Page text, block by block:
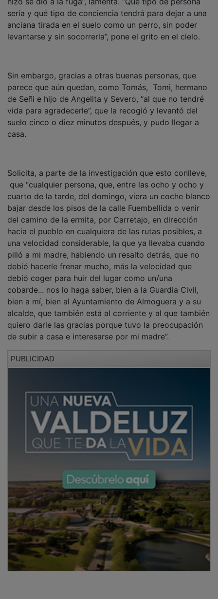
sería y qué tipo de conciencia tendrá para dejar a una
anciana tirada en el suelo como un perro, sin poder
levantarse y sin socorrerla”, pone el grito en el cielo.
parece que aún quedan, como Tomás, Tomi, hermano
de Señi e hijo de Angelita y Severo, “al que no tendré
vida para agradecerle”, que la recogió y levantó del
suelo cinco o diez minutos después, y pudo llegar a
casa.
que “cualquier persona, que, entre las ocho y ocho y
cuarto de la tarde, del domingo, viera un coche blanco
bajar desde los pisos de la calle Fuembellida o venir
del camino de la ermita, por Carretajo, en dirección
hacia el pueblo en cualquiera de las rutas posibles, a
una velocidad considerable, la que ya llevaba cuando
pilló a mi madre, habiendo un resalto detrás, que no
debió hacerle frenar mucho, más la velocidad que
debió coger para huir del lugar como un/una
cobarde... nos lo haga saber, bien a la Guardia Civil,
bien a mí, bien al Ayuntamiento de Almoguera y a su
alcalde, que también está al corriente y al que también
quiero darle las gracias porque tuvo la preocupación
de subir a casa e interesarse por mi madre”.